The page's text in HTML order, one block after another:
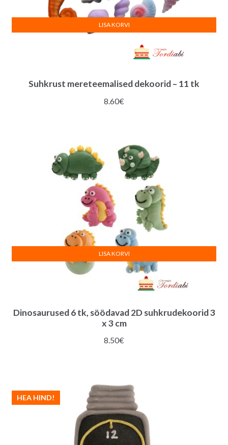
Suhkrust mereteemalised dekoorid – 11 tk
8.60€
LISA KORVI
Dinosaurused 6 tk, söödavad 2D suhkrudekoorid 3
x 3 cm
8.50€
LISA KORVI
HEA HIND!